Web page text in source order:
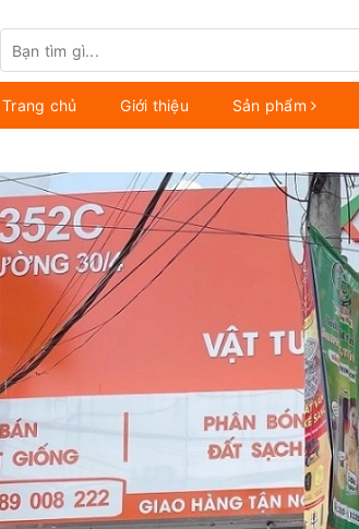
Trang chủ Giới thiệu Sản phẩm